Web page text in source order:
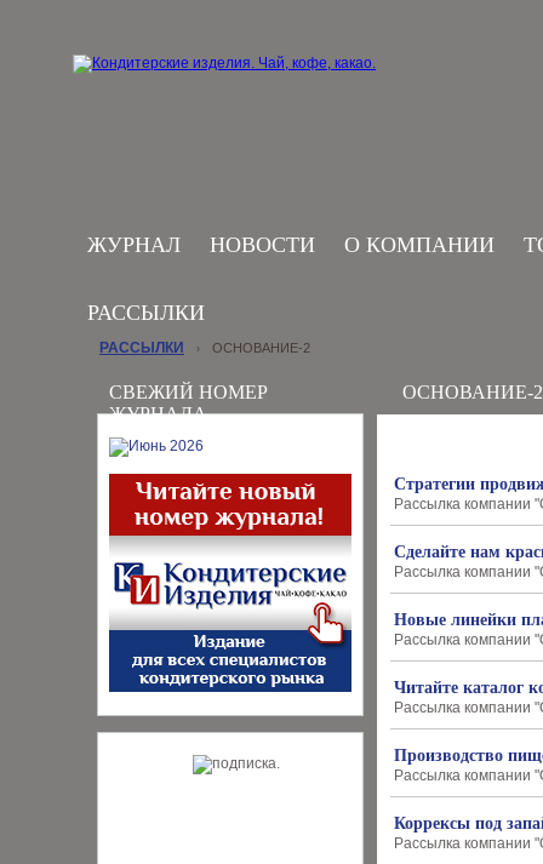
ЖУРНАЛ НОВОСТИ О КОМПАНИИ
РАССЫЛКИ
СВЕЖИЙ НОМЕР
ЖУРНАЛА
РАССЫЛКИ › ОСНОВАНИЕ-2
ОСНОВАНИЕ-2
Стратегии
Рассылка компании
Сделайте нам
Рассылка компании
Новые линейки
Рассылка компании
Читайте каталог
Рассылка компании
Производство
Рассылка компании
Коррексы под
Рассылка компании